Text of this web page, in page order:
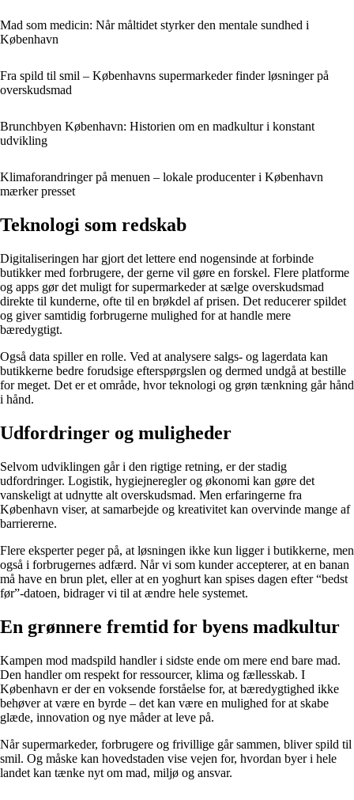
Mad som medicin: Når måltidet styrker den mentale sundhed i
København
Fra spild til smil – Københavns supermarkeder finder løsninger på
overskudsmad
Brunchbyen København: Historien om en madkultur i konstant
udvikling
Klimaforandringer på menuen – lokale producenter i København
mærker presset
Teknologi som redskab
Digitaliseringen har gjort det lettere end nogensinde at forbinde
butikker med forbrugere, der gerne vil gøre en forskel. Flere platforme
og apps gør det muligt for supermarkeder at sælge overskudsmad
direkte til kunderne, ofte til en brøkdel af prisen. Det reducerer spildet
og giver samtidig forbrugerne mulighed for at handle mere
bæredygtigt.
Også data spiller en rolle. Ved at analysere salgs- og lagerdata kan
butikkerne bedre forudsige efterspørgslen og dermed undgå at bestille
for meget. Det er et område, hvor teknologi og grøn tænkning går hånd
i hånd.
Udfordringer og muligheder
Selvom udviklingen går i den rigtige retning, er der stadig
udfordringer. Logistik, hygiejneregler og økonomi kan gøre det
vanskeligt at udnytte alt overskudsmad. Men erfaringerne fra
København viser, at samarbejde og kreativitet kan overvinde mange af
barriererne.
Flere eksperter peger på, at løsningen ikke kun ligger i butikkerne, men
også i forbrugernes adfærd. Når vi som kunder accepterer, at en banan
må have en brun plet, eller at en yoghurt kan spises dagen efter “bedst
før”-datoen, bidrager vi til at ændre hele systemet.
En grønnere fremtid for byens madkultur
Kampen mod madspild handler i sidste ende om mere end bare mad.
Den handler om respekt for ressourcer, klima og fællesskab. I
København er der en voksende forståelse for, at bæredygtighed ikke
behøver at være en byrde – det kan være en mulighed for at skabe
glæde, innovation og nye måder at leve på.
Når supermarkeder, forbrugere og frivillige går sammen, bliver spild til
smil. Og måske kan hovedstaden vise vejen for, hvordan byer i hele
landet kan tænke nyt om mad, miljø og ansvar.